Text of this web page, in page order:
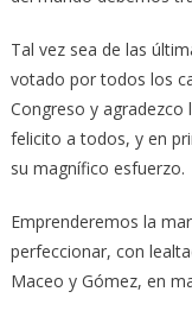
Tal vez sea de las
votado por todos los
Congreso y agradezco
felicito a todos, y en
su magnífico esfuerzo.
Emprenderemos la
perfeccionar, con
Maceo y Gómez, en